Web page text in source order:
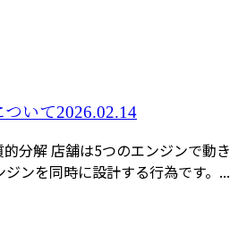
いて2026.02.14
分解 店舗は5つのエンジンで動き
ジンを同時に設計する行為です。...